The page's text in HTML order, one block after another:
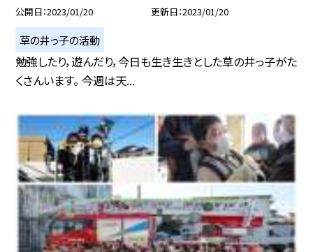
公開日 2023/01/20 更新日 2023/01/20
草の井っ子の活動
勉強したり，遊んだり，今日も生き生きとした草の井っ子がた
くさんいます。 今週は天...